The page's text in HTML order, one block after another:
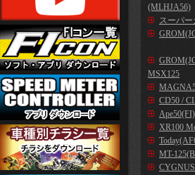
(MLHJA56)
スーパー
MSX125
CD50 /
XR100
MT-